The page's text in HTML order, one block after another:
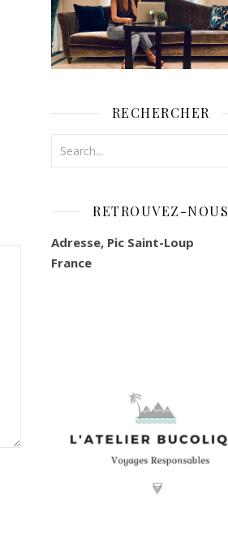
RECHERCHER
RETROUVEZ-NOUS
Adresse, Pic Saint-Loup
France